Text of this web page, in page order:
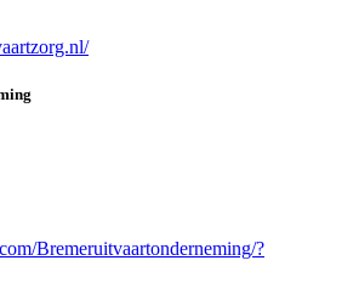
Bremeruitvaartonderneming/?